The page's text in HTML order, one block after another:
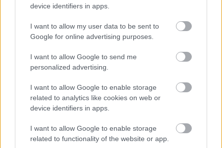
device identifiers in apps.
I want to allow my user data to be sent to
Google for online advertising purposes.
I want to allow Google to send me
personalized advertising.
I want to allow Google to enable storage
related to analytics like cookies on web or
device identifiers in apps.
I want to allow Google to enable storage
related to functionality of the website or app.
KAPCSOLÓDÓ CIKKEK